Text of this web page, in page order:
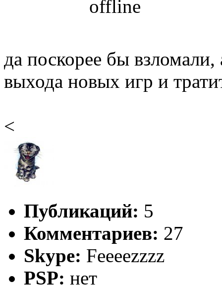
да поскорее бы
выхода новых игр и
<
Публикаций: 5
Комментариев: 27
Skype: Feeeezzzz
PSP: нет